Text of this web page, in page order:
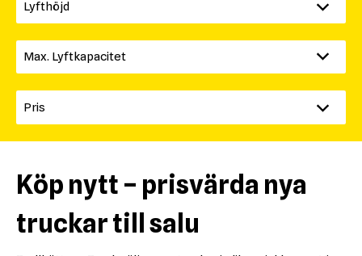
Köp nytt – prisvärda nya
truckar till salu